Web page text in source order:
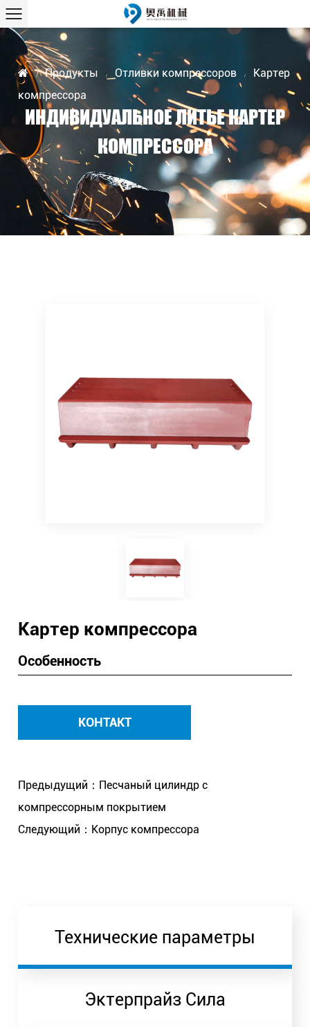
/ Продукты / Отливки компрессоров /
Картер
компрессора
ИНДИВИДУАЛЬНОЕ ЛИТЬЕ КАРТЕР
КОМПРЕССОРА
Картер компрессора
Особенность
КОНТАКТ
Предыдущий：Песчаный цилиндр с
компрессорным покрытием
Следующий：Корпус компрессора
Технические параметры
Эктерпрайз Сила